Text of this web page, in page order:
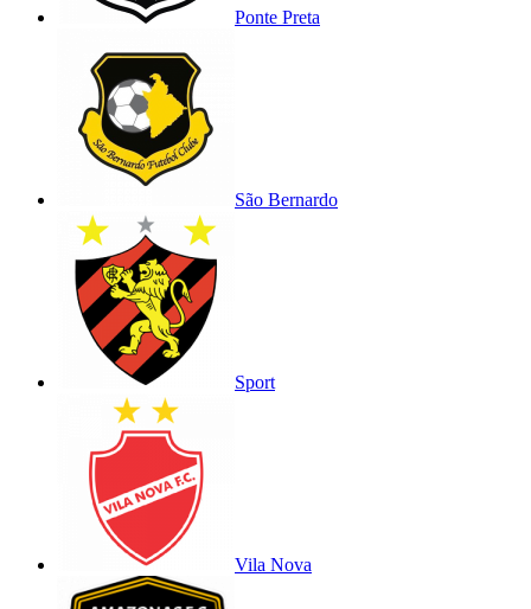
Ponte Preta
São Bernardo
Sport
Vila Nova